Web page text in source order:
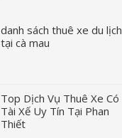
danh sách thuê xe du lịch
tại cà mau
Top Dịch Vụ Thuê Xe Có
Tài Xế Uy Tín Tại Phan
Thiết